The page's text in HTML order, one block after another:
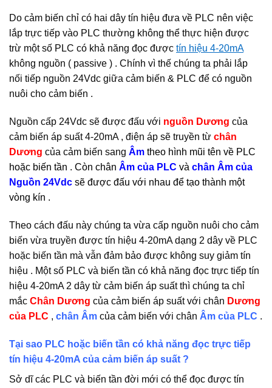
Do cảm biến chỉ có hai dây tín hiệu đưa về PLC nên việc
lắp trực tiếp vào PLC thường không thể thực hiện được
trừ một số PLC có khả năng đọc được tín hiệu 4-20mA
không nguồn ( passive ) . Chính vì thế chúng ta phải lắp
nối tiếp nguồn 24Vdc giữa cảm biến & PLC để có nguồn
nuôi cho cảm biến .
Nguồn cấp 24Vdc sẽ được đấu với nguồn Dương của
cảm biến áp suất 4-20mA , điện áp sẽ truyền từ chân
Dương của cảm biến sang Âm theo hình mũi tên về PLC
hoặc biến tần . Còn chân Âm của PLC và chân Âm của
Nguồn 24Vdc sẽ được đấu với nhau để tạo thành một
vòng kín .
Theo cách đấu này chúng ta vừa cấp nguồn nuôi cho cảm
biến vừa truyền được tín hiệu 4-20mA dạng 2 dây về PLC
hoặc biến tần mà vẫn đảm bảo được không suy giảm tín
hiệu . Một số PLC và biến tần có khả năng đọc trực tiếp tín
hiệu 4-20mA 2 dây từ cảm biến áp suất thì chúng ta chỉ
mắc Chân Dương của cảm biến áp suất với chân Dương
của PLC , chân Âm của cảm biến với chân Âm của PLC .
Tại sao PLC hoặc biến tần có khả năng đọc trực tiếp
tín hiệu 4-20mA của cảm biến áp suất ?
Sở dĩ các PLC và biến tần đời mới có thể đọc được tín